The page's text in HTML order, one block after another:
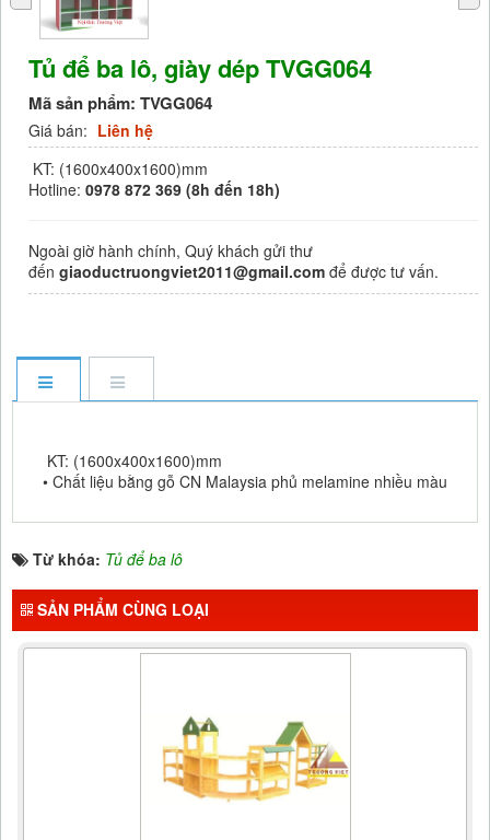
Tủ để ba lô, giày dép TVGG064
Mã sản phẩm: TVGG064
Giá bán: Liên hệ
KT: (1600x400x1600)mm
Hotline: 0978 872 369 (8h đến 18h)
Ngoài giờ hành chính, Quý khách gửi thư
đến giaoductruongviet2011@gmail.com để được tư vấn.
KT: (1600x400x1600)mm
• Chất liệu bằng gỗ CN Malaysia phủ melamine nhiều màu
Từ khóa: Tủ để ba lô
SẢN PHẨM CÙNG LOẠI